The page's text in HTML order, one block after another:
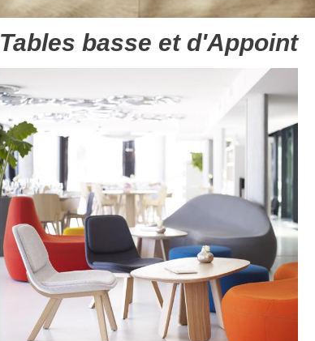
Tables basse et d'Appoint